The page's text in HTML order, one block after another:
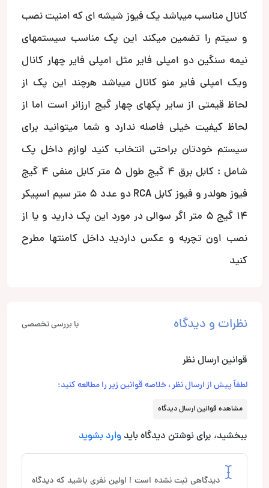
کانال مناسب میباشد یک فیوز شیشه ای که امنیت نصب
و سیتم را تضمین میکند این پک مناسب سیستمهای
نیمه سنگین دو امپلی فایر مثل امپلی فایر چهار کانال
ویک امپلی فایر منو کانال میباشد هرچند این پک از
لحاظ قیمتی از سایر پکهای چهار گیج ارزانر است اما از
لحاظ کیفیت خیلی فاصله ندارد و شما میتوانید برای
سیستم خودتان براحتی انتخاب کنید لوازم داخل پک
شامل : کابل برق 4 گیج طول 5 متر کابل منفی 4 گیج
فیوز هولدر و فیوز کابل RCA دو عدد 5 متر سیم اسپیکر
14 گیج 5 متر اگر سوالی در مورد این پک دارید و یا از
نصب اون تچربه و عکس داردید داخل کامنتها مطرح
کنید
نظرات و دیدگاه با بررسی تخصصی
قوانین ارسال نظر
لطفاً پیش از ارسال نظر ، خلاصه قوانین زیر را مطالعه کنید:
مشاهده قوانین ارسال دیدگاه
ببخشید، برای نوشتن دیدگاه باید وارد بشوید
دیدگاهی ثبت نشده است ! اولین نفری باشید که دیدگاه